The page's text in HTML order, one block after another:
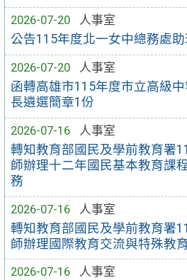
2026-07-20
人事室
公告115年度北一女中總務處
2026-07-20
人事室
函轉高雄市115年度市立高級
長遴選簡章1份
2026-07-16
人事室
轉知教育部國民及學前教育署
師辦理十二年國民基本教育課
務
2026-07-16
人事室
轉知教育部國民及學前教育署
師辦理國際教育交流與特殊教
2026-07-16
人事室